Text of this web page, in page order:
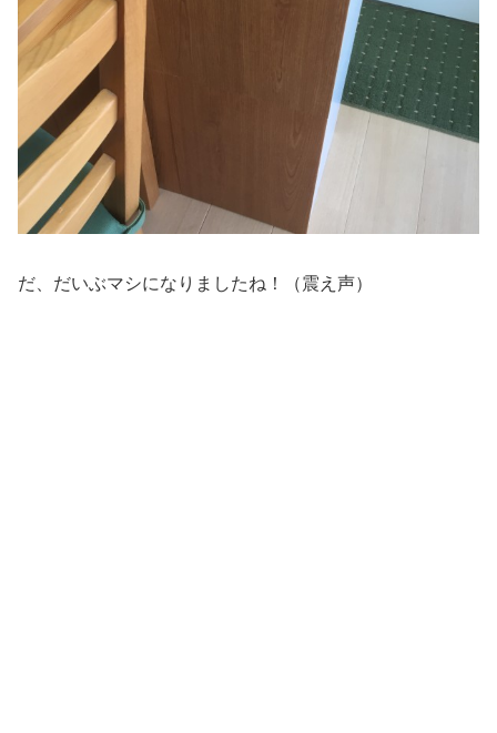
だ、だいぶマシになりましたね！（震え声）